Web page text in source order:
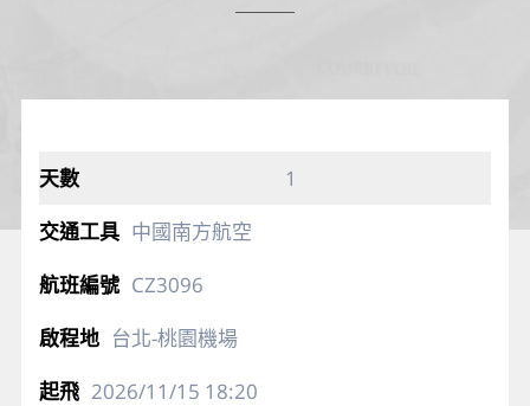
1
中國南方航空
CZ3096
台北-桃園機場
2026/11/15 18:20